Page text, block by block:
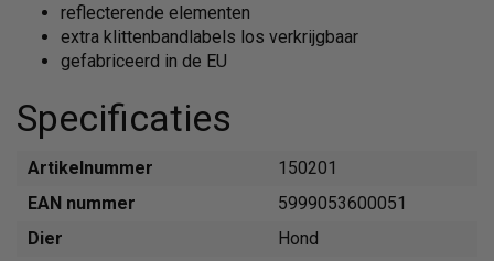
reflecterende elementen
extra klittenbandlabels los verkrijgbaar
gefabriceerd in de EU
Specificaties
Artikelnummer
150201
EAN nummer
5999053600051
Dier
Hond